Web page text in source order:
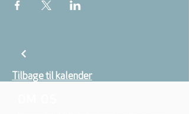
Tilbage til kalender